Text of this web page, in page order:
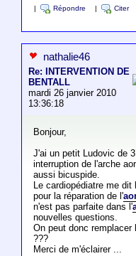
Répondre Citer
nathalie46
Re: INTERVENTION DE
BENTALL
mardi 26 janvier 2010
13:36:18
Bonjour,
J'ai un petit Ludovic de
interruption de l'arche
aussi bicuspide.
Le cardiopédiatre me
pour la réparation de l'
n'est pas parfaite dans l'
nouvelles questions.
On peut donc remplacer
???
Merci de m'éclairer ...